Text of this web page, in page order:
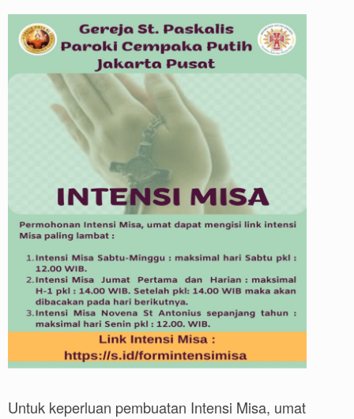
Untuk keperluan pembuatan Intensi Misa, umat